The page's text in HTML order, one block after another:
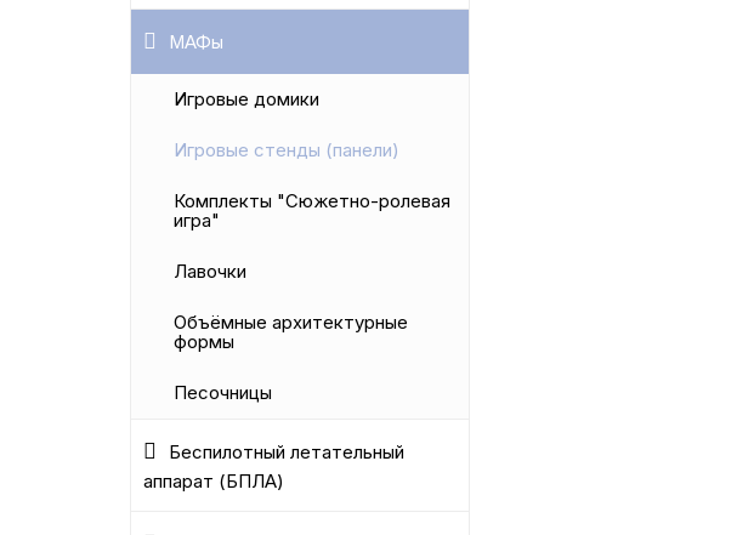
МАФы
Игровые домики
Игровые стенды (панели)
Комплекты "Сюжетно-ролевая
игра"
Лавочки
Объёмные архитектурные
формы
Песочницы
Беспилотный летательный
аппарат (БПЛА)